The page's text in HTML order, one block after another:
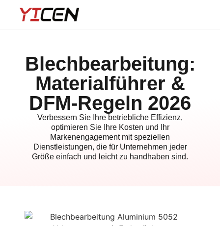
Blechbearbeitung:
Materialführer &
DFM-Regeln 2026
Verbessern Sie Ihre betriebliche Effizienz,
optimieren Sie Ihre Kosten und Ihr
Markenengagement mit speziellen
Dienstleistungen, die für Unternehmen jeder
Größe einfach und leicht zu handhaben sind.